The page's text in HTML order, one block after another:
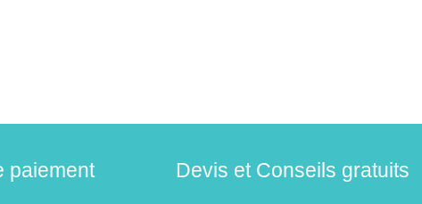
paiement Devis et Conseils gratuits